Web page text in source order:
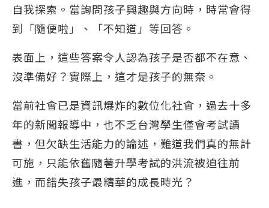
自我探索。當詢問孩子興趣與方向時，時常會得
到「隨便啦」、「不知道」等回答。
表面上，這些答案令人認為孩子是否都不在意、
沒準備好？實際上，這才是孩子的無奈。
當前社會已是資訊爆炸的數位化社會，過去十多
年的新聞報導中，也不乏台灣學生僅會考試讀
書，但欠缺生活能力的論述，難道我們真的無計
可施，只能依舊隨著升學考試的洪流被迫往前
進，而錯失孩子最精華的成長時光？